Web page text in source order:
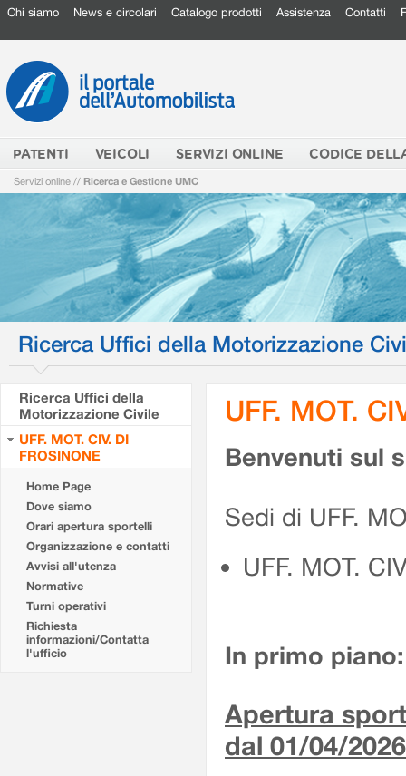
Chi siamo News e circolari Catalogo prodotti Assistenza Contatti
PATENTI VEICOLI SERVIZI ONLINE CODICE
Servizi online // Ricerca e Gestione UMC
Ricerca Uffici della Motorizzazione
Ricerca Uffici della
Motorizzazione Civile
UFF. MOT. CIV. DI
FROSINONE
Home Page
Dove siamo
Orari apertura sportelli
Organizzazione e contatti
Avvisi all'utenza
Normative
Turni operativi
Richiesta
informazioni/Contatta
l'ufficio
UFF. MOT.
Benvenuti sul
Sedi di UFF.
UFF. MOT.
In primo piano:
Apertura
dal 01/04/2026